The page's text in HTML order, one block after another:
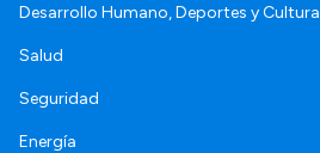
Desarrollo Humano, Deportes y Cultura
Salud
Seguridad
Energía